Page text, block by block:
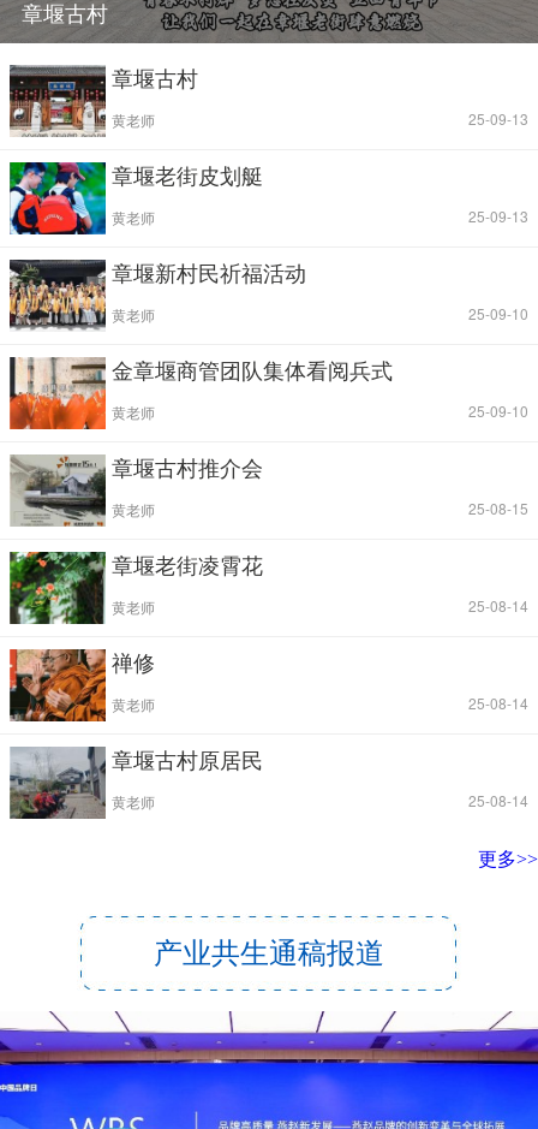
章堰古村
章堰古村
黄老师 | 25-09-13
章堰老街皮划艇
黄老师 | 25-09-13
章堰新村民祈福活动
黄老师 | 25-09-10
金章堰商管团队集体看阅兵式
黄老师 | 25-09-10
章堰古村推介会
黄老师 | 25-08-15
章堰老街凌霄花
黄老师 | 25-08-14
禅修
黄老师 | 25-08-14
章堰古村原居民
黄老师 | 25-08-14
更多>>
产业共生通稿报道